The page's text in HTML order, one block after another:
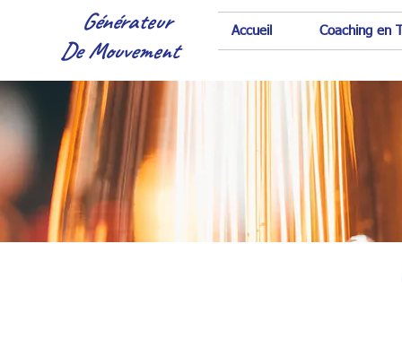
Générateur
De Mouvement
Accueil Coaching en